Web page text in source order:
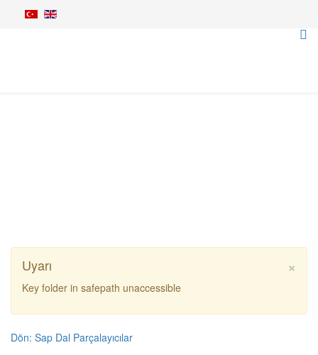
×
Uyarı
Key folder in safepath unaccessible
Dön: Sap Dal Parçalayıcılar